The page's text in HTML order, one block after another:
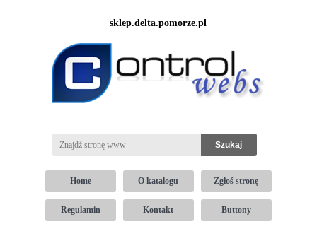
sklep.delta.pomorze.pl
Home O katalogu Zgłoś stronę
Regulamin Kontakt Buttony